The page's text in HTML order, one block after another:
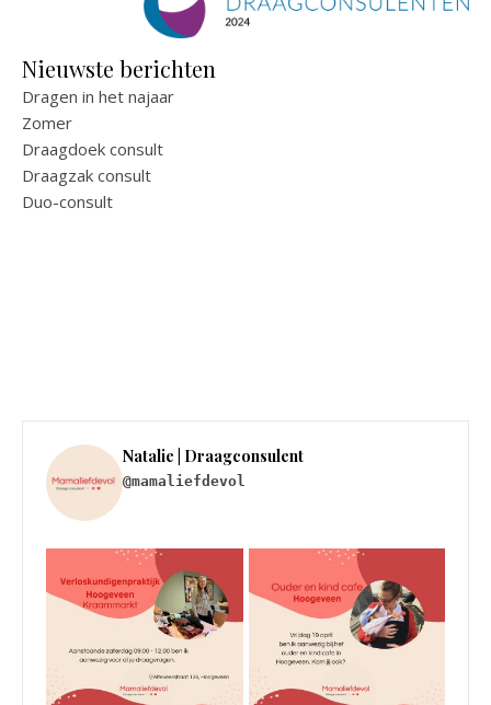
Nieuwste berichten
Dragen in het najaar
Zomer
Draagdoek consult
Draagzak consult
Duo-consult
Natalie | Draagconsulent
@mamaliefdevol